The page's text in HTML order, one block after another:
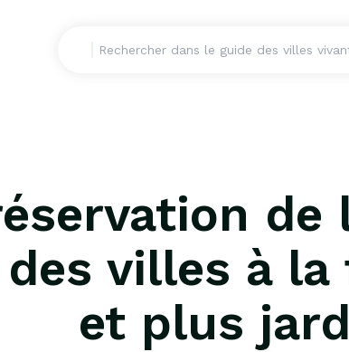
de
villes à
et plus